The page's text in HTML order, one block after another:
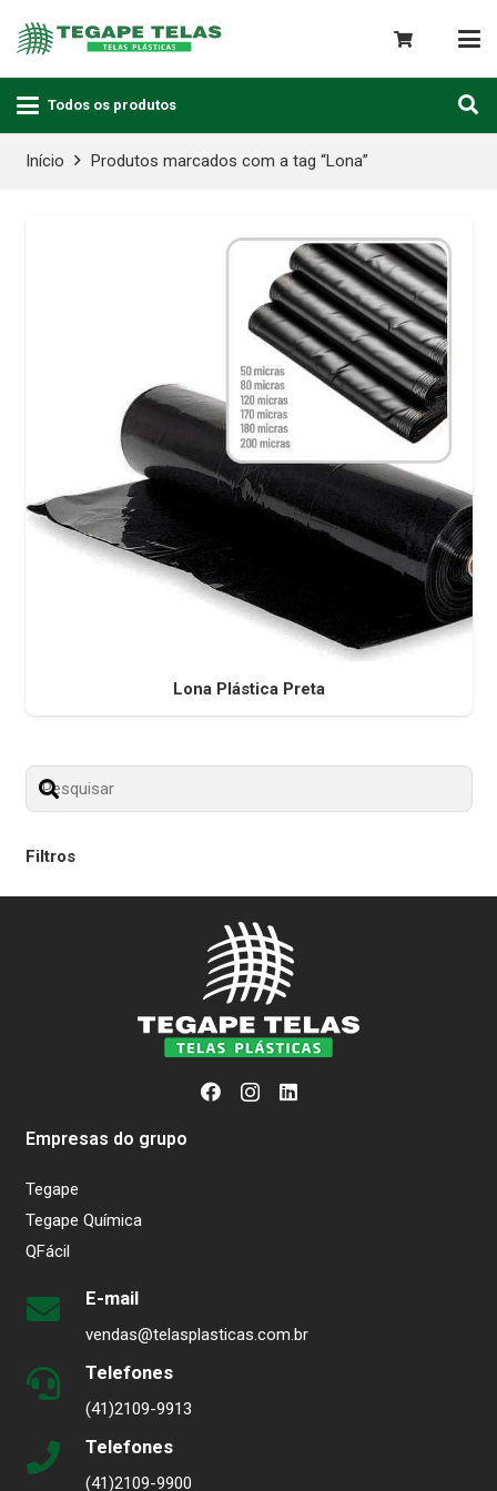
Todos os produtos
Início Produtos marcados com a tag “Lona”
Lona Plástica Preta
Filtros
Empresas do grupo
Tegape
Tegape Química
QFácil
E-mail
vendas@telasplasticas.com.br
Telefones
(41)2109-9913
Telefones
(41)2109-9900